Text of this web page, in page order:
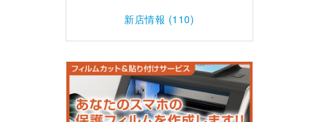
新店情報 (110)